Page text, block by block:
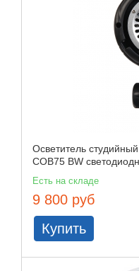
Осветитель
COB75 BW
Есть на складе
9 800 руб
Купить